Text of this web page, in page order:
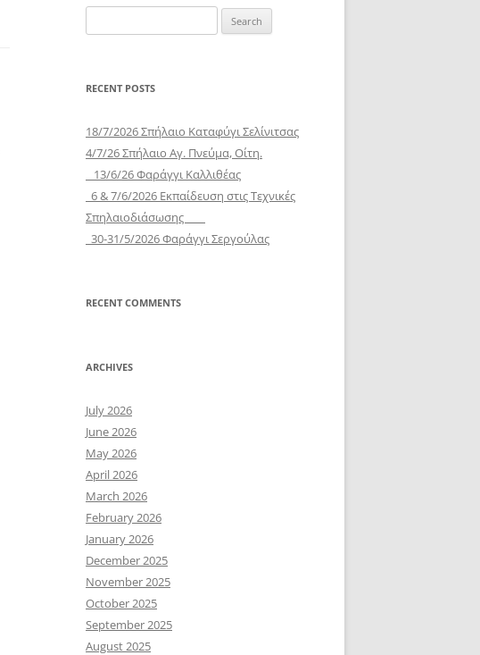
for:
RECENT POSTS
18/7/2026 Σπήλαιο Καταφύγι Σελίνιτσας
4/7/26 Σπήλαιο Αγ. Πνεύμα, Οίτη.
13/6/26 Φαράγγι Καλλιθέας
6 & 7/6/2026 Εκπαίδευση στις Τεχνικές
Σπηλαιοδιάσωσης
30-31/5/2026 Φαράγγι Σεργούλας
RECENT COMMENTS
ARCHIVES
July 2026
June 2026
May 2026
April 2026
March 2026
February 2026
January 2026
December 2025
November 2025
October 2025
September 2025
August 2025